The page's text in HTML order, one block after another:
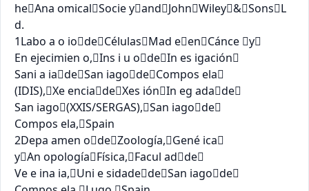
heAna omicalSocie yandJohnWiley&SonsL
d.
1Labo a o iodeCélulasMad eenCánce y
En ejecimien o,Ins i u odeIn es igación
Sani a iadeSan iagodeCompos ela
(IDIS),Xe enciadeXes iónIn eg adade
San iago(XXIS/SERGAS),San iagode
Compos ela,Spain
2Depa amen odeZoología,Gené ica
yAn opologíaFísica,Facul adde
Ve e ina ia,Uni e sidadedeSan iagode